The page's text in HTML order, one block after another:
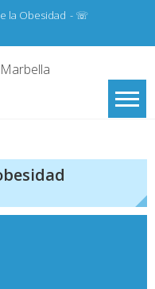
la Obesidad - ☏
Cirugía de la
Obesidad y Cirugía
General,
Laparoscopia